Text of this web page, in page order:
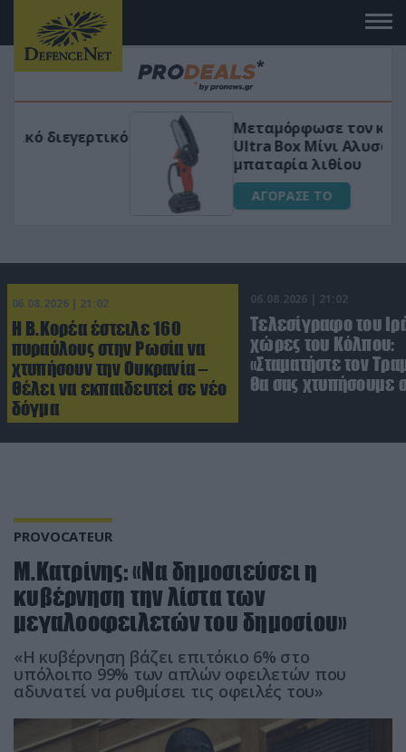
Μεταμόρφωσε τον κήπο σου με το
Ultra Box Μίνι Αλυσοπρίονο με
μπαταρία λιθίου
ΑΓΟΡΑΣΕ ΤΟ
06.08.2026 | 21:02
Η Β.Κορέα έστειλε 160
πυραύλους στην Ρωσία να
χτυπήσουν την Ουκρανία –
Θέλει να εκπαιδευτεί σε νέο
δόγμα
06.08.2026 | 21:02
Τελεσίγραφο του
χώρες του Κόλπου:
«Σταματήστε τον
θα σας χτυπήσουμε
PROVOCATEUR
Μ.Κατρίνης: «Να δημοσιεύσει η
κυβέρνηση την λίστα των
μεγαλοοφειλετών του δημοσίου»
«Η κυβέρνηση βάζει επιτόκιο 6% στο
υπόλοιπο 99% των απλών οφειλετών που
αδυνατεί να ρυθμίσει τις οφειλές του»